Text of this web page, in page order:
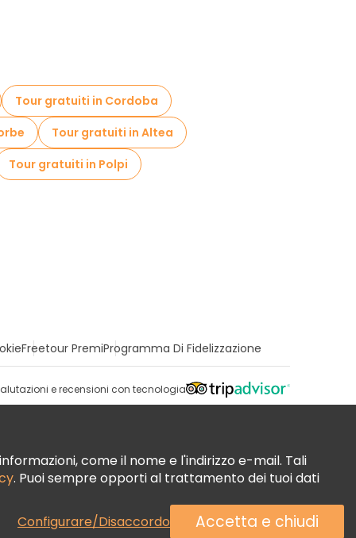
Tour gratuiti in Cordoba
Tour gratuiti in Altea
Tour gratuiti in Polpi
Freetour PremiProgramma Di Fidelizzazione
e recensioni con tecnologia
come il nome e l'indirizzo e-mail. Tali
. Puoi sempre opporti al trattamento dei tuoi dati
Configurare/Disaccordo Accetta e chiudi